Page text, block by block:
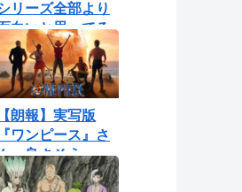
リーズ全部より
白いと思ってる
ロボットアニ...
【朗報】実写版
『ワンピース』さ
、良さそう
Netflix】